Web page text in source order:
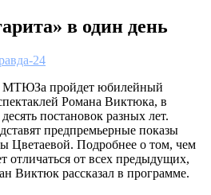
в один день
24
МТЮЗа пройдет юбилейный
Романа Виктюка, в
постановок разных лет.
предпремьерные показы
Цветаевой. Подробнее о том, чем
отличаться от всех предыдущих,
Виктюк рассказал в программе.